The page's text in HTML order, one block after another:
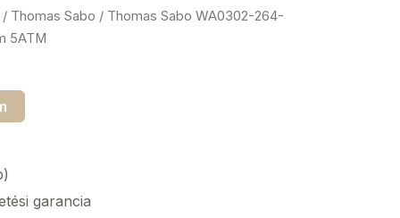
/ Thomas Sabo / Thomas Sabo WA0302-264-
5ATM
garancia